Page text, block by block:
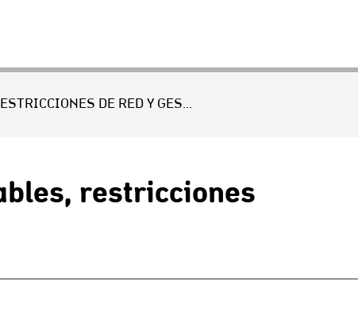
PLANIFICACIÓN DE INVERSIONES CON ENERGÍAS VARIABLES, RESTRICCIONES DE RED Y GESTIÓN DE DEMANDA
restricciones